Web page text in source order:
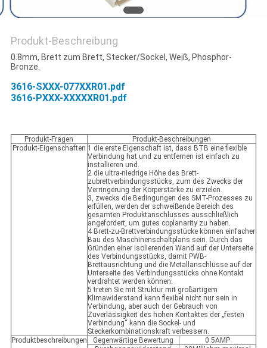
Produkt-Beschreibung
0.8mm, Brett zum Brett, Stecker/Sockel, Weiß, Phosphor-
Bronze.
3616-SXXX-077XXR01.pdf
3616-PXXX-XXXXXR01.pdf
Produkt-Fragen
Produkt-Beschreibungen
Produkt-Eigenschaften 1 die erste Eigenschaft ist, dass BTB eine flexible
Verbindung hat und zu entfernen ist einfach zu
installieren und.
2 die ultra-niedrige Höhe des Brett-
zubrettverbindungsstücks, zum des Zwecks der
Verringerung der Körperstärke zu erzielen.
3, zwecks die Bedingungen des SMT-Prozesses zu
erfüllen, werden der schweißende Bereich des
gesamten Produktanschlusses ausschließlich
angefordert, um gutes coplanarity zu haben.
4 Brett-zu-Brettverbindungsstücke können einfacher
Bau des Maschinenschaltplans sein. Durch das
Gründen einer isolierenden Wand auf der Unterseite
des Verbindungsstücks, damit PWB-
Brettausrichtung und die Metallanschlüsse auf der
Unterseite des Verbindungsstücks ohne Kontakt
verdrahtet werden können.
5 treten Sie mit Struktur mit großartigem
Klimawiderstand kann flexibel nicht nur sein in
Verbindung, aber auch der Gebrauch von
Zuverlässigkeit des hohen Kontaktes der „festen
Verbindung“ kann die Sockel- und
Steckerkombinationskraft verbessern.
Produktbeschreibungen
Gegenwärtige Bewertung
0.5AMP